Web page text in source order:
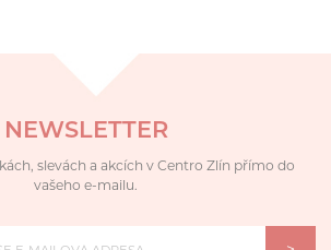
NEWSLETTER
slevách a akcích v Centro Zlín přímo do
vašeho e-mailu.